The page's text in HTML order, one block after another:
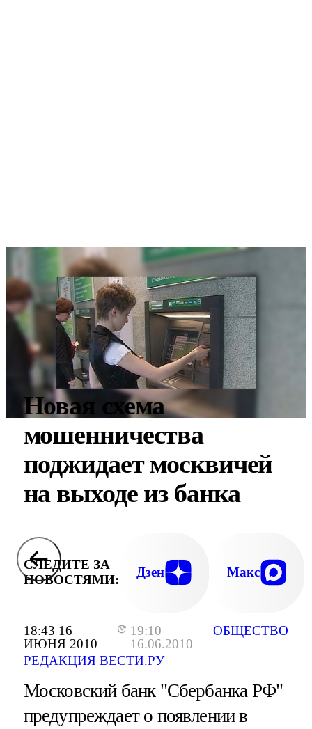
18:43 16
ИЮНЯ 2010
19:10
16.06.2010
РЕДАКЦИЯ ВЕСТИ.РУ
ОБЩЕСТВО
Новая схема
мошенничества
поджидает москвичей
на выходе из банка
СЛЕДИТЕ ЗА
НОВОСТЯМИ:
Дзен Макс
Московский банк "Сбербанка РФ"
предупреждает о появлении в